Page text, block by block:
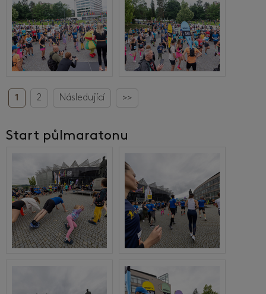
1 2 Následující >>
Start půlmaratonu